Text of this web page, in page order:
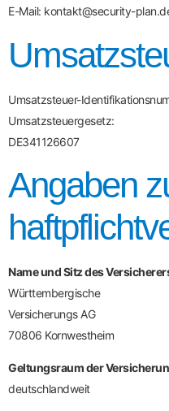
E-Mail: kontakt@security-
Umsatzsteuer-
Umsatzsteuergesetz:
DE341126607
Angaben
Name und Sitz des
Württembergische
Versicherungs AG
70806 Kornwestheim
Geltungsraum der
deutschlandweit